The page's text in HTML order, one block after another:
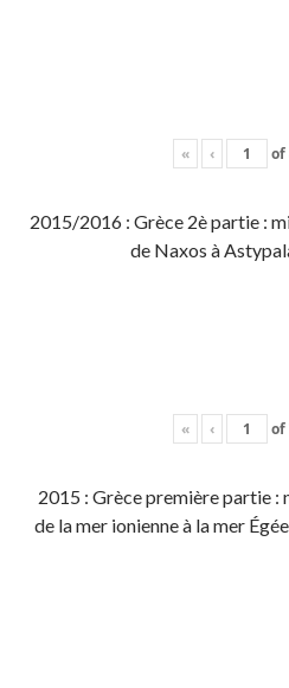
« ‹ of
2015/2016 : Grèce 2è partie :
de Naxos à
« ‹ of
2015 : Grèce première partie
de la mer ionienne à la mer